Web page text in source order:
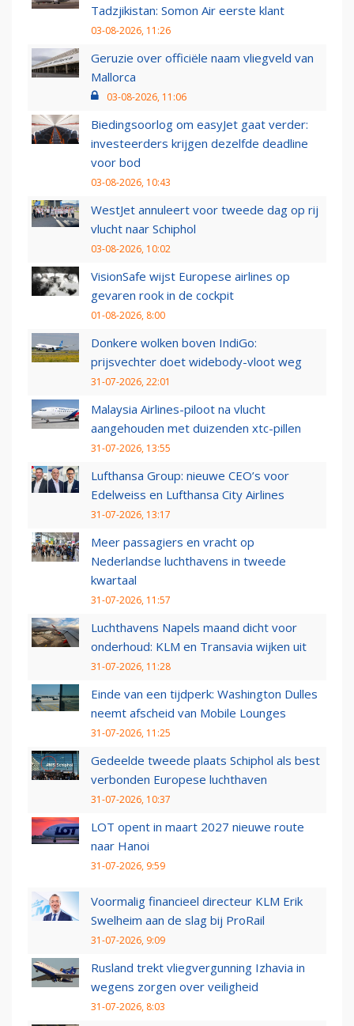
Tadzjikistan: Somon Air eerste klant
03-08-2026, 11:26
Geruzie over officiële naam vliegveld van
Mallorca
03-08-2026, 11:06
Biedingsoorlog om easyJet gaat verder:
investeerders krijgen dezelfde deadline
voor bod
03-08-2026, 10:43
WestJet annuleert voor tweede dag op rij
vlucht naar Schiphol
03-08-2026, 10:02
VisionSafe wijst Europese airlines op
gevaren rook in de cockpit
01-08-2026, 8:00
Donkere wolken boven IndiGo:
prijsvechter doet widebody-vloot weg
31-07-2026, 22:01
Malaysia Airlines-piloot na vlucht
aangehouden met duizenden xtc-pillen
31-07-2026, 13:55
Lufthansa Group: nieuwe CEO’s voor
Edelweiss en Lufthansa City Airlines
31-07-2026, 13:17
Meer passagiers en vracht op
Nederlandse luchthavens in tweede
kwartaal
31-07-2026, 11:57
Luchthavens Napels maand dicht voor
onderhoud: KLM en Transavia wijken uit
31-07-2026, 11:28
Einde van een tijdperk: Washington Dulles
neemt afscheid van Mobile Lounges
31-07-2026, 11:25
Gedeelde tweede plaats Schiphol als best
verbonden Europese luchthaven
31-07-2026, 10:37
LOT opent in maart 2027 nieuwe route
naar Hanoi
31-07-2026, 9:59
Voormalig financieel directeur KLM Erik
Swelheim aan de slag bij ProRail
31-07-2026, 9:09
Rusland trekt vliegvergunning Izhavia in
wegens zorgen over veiligheid
31-07-2026, 8:03